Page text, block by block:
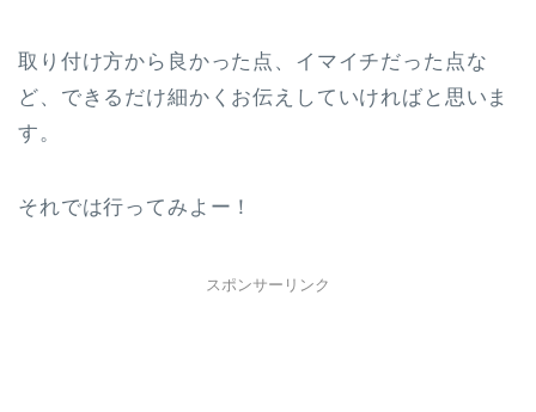
取り付け方から良かった点、イマイチだった点な
ど、できるだけ細かくお伝えしていければと思いま
す。
それでは行ってみよー！
スポンサーリンク